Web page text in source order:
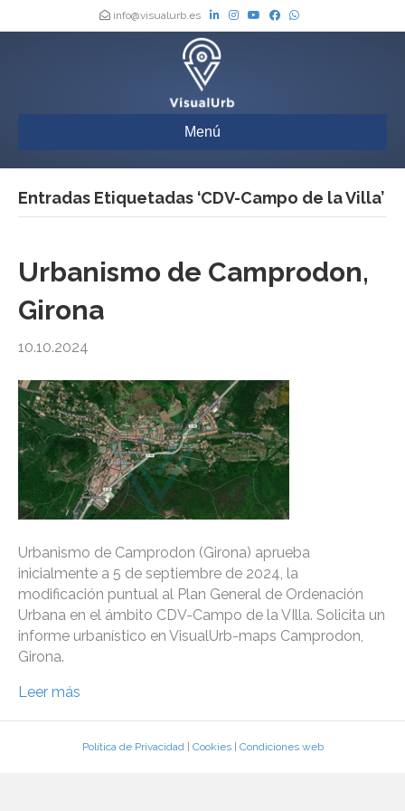
info@visualurb.es
Menú
Entradas Etiquetadas ‘CDV-Campo de la Villa’
Urbanismo de Camprodon,
Girona
10.10.2024
Urbanismo de Camprodon (Girona) aprueba
inicialmente a 5 de septiembre de 2024, la
modificación puntual al Plan General de Ordenación
Urbana en el ámbito CDV-Campo de la VIlla. Solicita un
informe urbanístico en VisualUrb-maps Camprodon,
Girona.
Leer más
Política de Privacidad| Cookies| Condiciones web